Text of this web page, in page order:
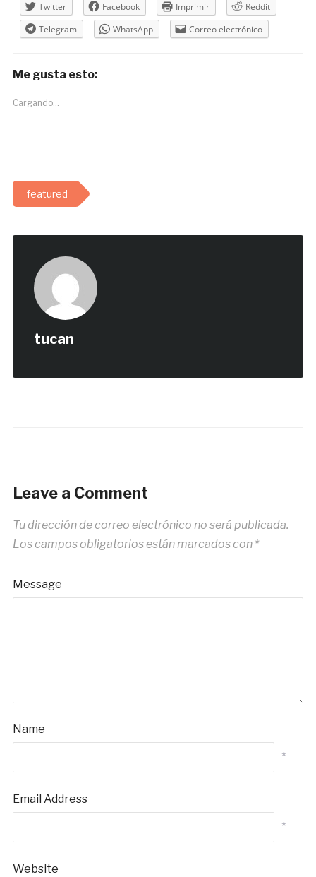
Twitter Facebook Imprimir
Reddit
Telegram
WhatsApp Correo electrónico
Me gusta esto:
Cargando...
featured
tucan
Leave a Comment
Tu dirección de correo electrónico no será publicada.
Los campos obligatorios están marcados con *
Message
Name
*
Email Address
*
Website